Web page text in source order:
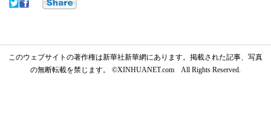
このウェブサイトの著作権は新華社新華網にあります。掲載された記事、写真
の無断転載を禁じます。 ©XINHUANET.com All Rights Reserved.